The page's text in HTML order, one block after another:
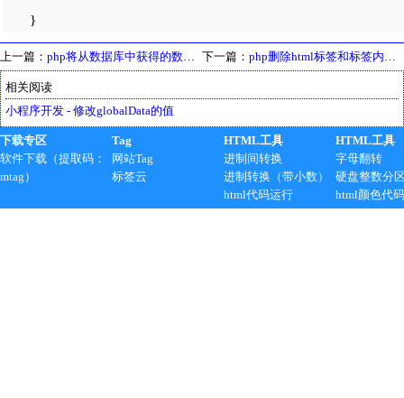
}
上一篇： php将从数据库中获得的数据转换成json格式并输出的方法 下一篇： php删除html标签和标签内的内容
相关阅读
小程序开发 - 修改globalData的值
下载专区
软件下载（提取码：
mtag）
Tag
网站Tag
标签云
HTML工具
进制间转换
进制转换（带小数）
html代码运行
HTML工具
字母翻转
硬盘整数分
html颜色代码